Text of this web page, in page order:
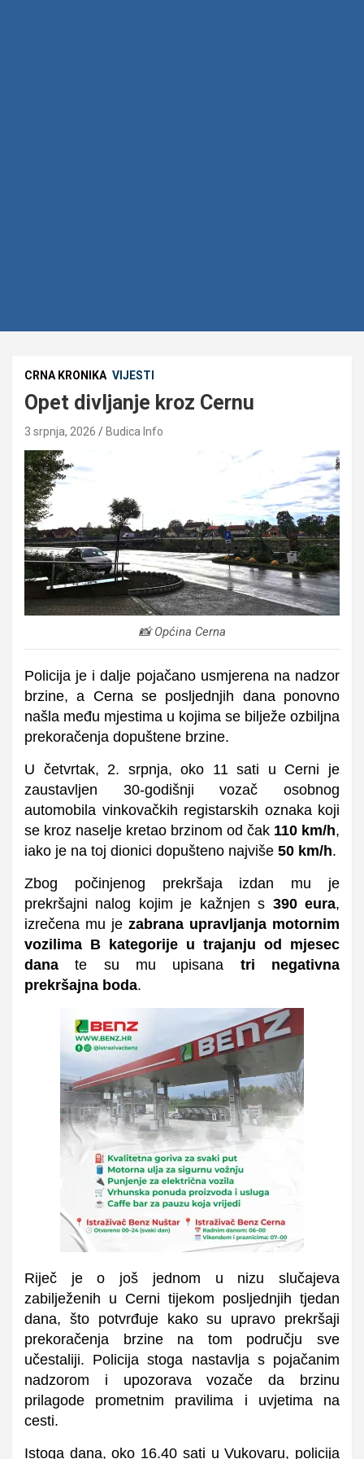
CRNA KRONIKA VIJESTI
Opet divljanje kroz Cernu
3 srpnja, 2026 Budica Info
📸 Općina Cerna
Policija je i dalje pojačano usmjerena na nadzor
brzine, a Cerna se posljednjih dana ponovno
našla među mjestima u kojima se bilježe ozbiljna
prekoračenja dopuštene brzine.
U četvrtak, 2. srpnja, oko 11 sati u Cerni je
zaustavljen 30-godišnji vozač osobnog
automobila vinkovačkih registarskih oznaka koji
se kroz naselje kretao brzinom od čak 110 km/h,
iako je na toj dionici dopušteno najviše 50 km/h.
Zbog počinjenog prekršaja izdan mu je
prekršajni nalog kojim je kažnjen s 390 eura,
izrečena mu je zabrana upravljanja motornim
vozilima B kategorije u trajanju od mjesec
dana te su mu upisana tri negativna
prekršajna boda.
Riječ je o još jednom u nizu slučajeva
zabilježenih u Cerni tijekom posljednjih tjedan
dana, što potvrđuje kako su upravo prekršaji
prekoračenja brzine na tom području sve
učestaliji. Policija stoga nastavlja s pojačanim
nadzorom i upozorava vozače da brzinu
prilagode prometnim pravilima i uvjetima na
cesti.
Istoga dana, oko 16.40 sati u Vukovaru, policija